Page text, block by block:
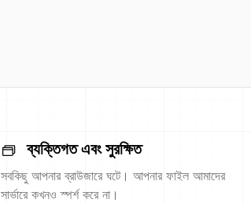
ব্যক্তিগত এবং সুরক্ষিত
সবকিছু আপনার ব্রাউজারে ঘটে। আপনার ফাইল আমাদের
সার্ভারে কখনও স্পর্শ করে না।